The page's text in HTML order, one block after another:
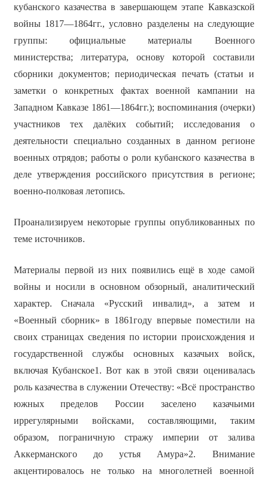
кубанского казачества в завершающем этапе Кавказской
войны 1817—1864гг., условно разделены на следующие
группы: официальные материалы Военного
министерства; литература, основу которой составили
сборники документов; периодическая печать (статьи и
заметки о конкретных фактах военной кампании на
Западном Кавказе 1861—1864гг.); воспоминания (очерки)
участников тех далёких событий; исследования о
деятельности специально созданных в данном регионе
военных отрядов; работы о роли кубанского казачества в
деле утверждения российского присутствия в регионе;
военно-полковая летопись.
Проанализируем некоторые группы опубликованных по
теме источников.
Материалы первой из них появились ещё в ходе самой
войны и носили в основном обзорный, аналитический
характер. Сначала «Русский инвалид», а затем и
«Военный сборник» в 1861году впервые поместили на
своих страницах сведения по истории происхождения и
государственной службы основных казачьих войск,
включая Кубанское1. Вот как в этой связи оценивалась
роль казачества в служении Отечеству: «Всё пространство
южных пределов России заселено казачьими
иррегулярными войсками, составляющими, таким
образом, пограничную стражу империи от залива
Аккерманского до устья Амура»2. Внимание
акцентировалось не только на многолетней военной